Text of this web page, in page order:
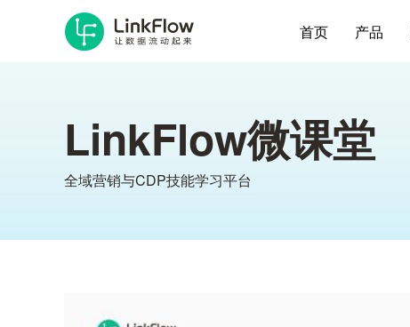
首页 产品
LinkFlow微课堂
全域营销与CDP技能学习平台